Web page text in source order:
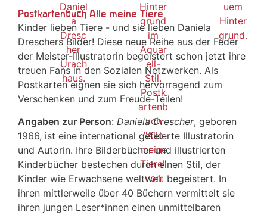
Postkartenbuch Alle meine Tiere
Kinder lieben Tiere - und sie lieben Daniela
Dreschers Bilder! Diese neue Reihe aus der Feder
der Meister-Illustratorin begeistert schon jetzt ihre
treuen Fans in den Sozialen Netzwerken. Als
Postkarten eignen sie sich hervorragend zum
Verschenken und zum Freude-Teilen!
Angaben zur Person: Daniela Drescher, geboren
1966, ist eine international gefeierte Illustratorin
und Autorin. Ihre Bilderbücher und illustrierten
Kinderbücher bestechen durch einen Stil, der
Kinder wie Erwachsene weltweit begeistert. In
ihren mittlerweile über 40 Büchern vermittelt sie
ihren jungen Leser*innen einen unmittelbaren